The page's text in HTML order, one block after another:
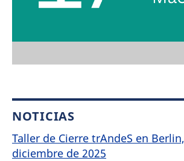
NOTICIAS
Taller de Cierre trAndeS en
diciembre de 2025